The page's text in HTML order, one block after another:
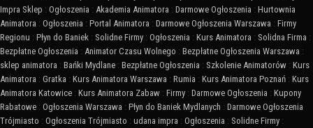
Impra Sklep : Ogłoszenia : Akademia Animatora : Darmowe Ogłoszenia : Hurtownia
Animatora : Ogłoszenia : Portal Animatora : Darmowe Ogłoszenia Warszawa : Firmy
Regionu : Płyn do Baniek : Solidne Firmy : Ogłoszenia : Kurs Animatora : Solidna Firma :
Bezpłatne Ogłoszenia : Animator Czasu Wolnego : Bezpłatne Ogłoszenia Warszawa :
sklep animatora : Bańki Mydlane : Bezpłatne Ogłoszenia : Szkolenie Animatorów : Kurs
Animatora : Gratka : Kurs Animatora Warszawa : Rumia : Kurs Animatora Poznań : Kurs
Animatora Katowice : Kurs Animatora Zabaw : Firmy : Darmowe Ogłoszenia : Kupony
Rabatowe : Ogłoszenia Warszawa : Płyn do Baniek Mydlanych : Darmowe Ogłoszenia
Trójmiasto : Ogłoszenia Trójmiasto : udana impra : Ogłoszenia : Solidne Firmy :